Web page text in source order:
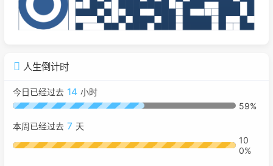
人生倒计时
今日已经过去 14 小时
59%
本周已经过去 7 天
10
0%